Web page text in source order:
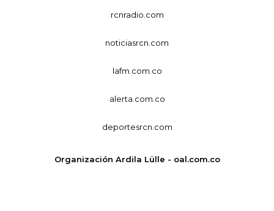
rcnradio.com
noticiasrcn.com
lafm.com.co
alerta.com.co
deportesrcn.com
Organización Ardila Lülle - oal.com.co